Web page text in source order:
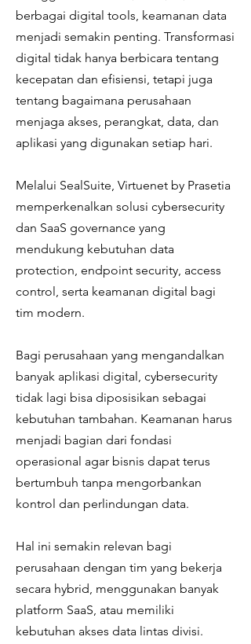
berbagai digital tools, keamanan data
menjadi semakin penting. Transformasi
digital tidak hanya berbicara tentang
kecepatan dan efisiensi, tetapi juga
tentang bagaimana perusahaan
menjaga akses, perangkat, data, dan
aplikasi yang digunakan setiap hari.
Melalui SealSuite, Virtuenet by Prasetia
memperkenalkan solusi cybersecurity
dan SaaS governance yang
mendukung kebutuhan data
protection, endpoint security, access
control, serta keamanan digital bagi
tim modern.
Bagi perusahaan yang mengandalkan
banyak aplikasi digital, cybersecurity
tidak lagi bisa diposisikan sebagai
kebutuhan tambahan. Keamanan harus
menjadi bagian dari fondasi
operasional agar bisnis dapat terus
bertumbuh tanpa mengorbankan
kontrol dan perlindungan data.
Hal ini semakin relevan bagi
perusahaan dengan tim yang bekerja
secara hybrid, menggunakan banyak
platform SaaS, atau memiliki
kebutuhan akses data lintas divisi.